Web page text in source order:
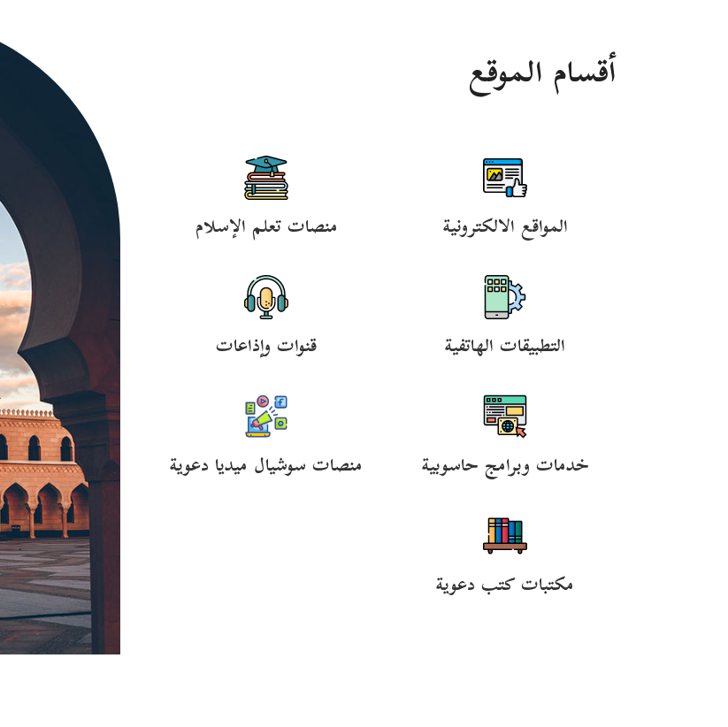
أقسام الموقع
المواقع الالكترونية منصات تعلم الإسلام
التطبيقات الهاتفية قنوات وإذاعات
خدمات وبرامج حاسوبية منصات سوشيال ميديا دعوية
مكتبات كتب دعوية